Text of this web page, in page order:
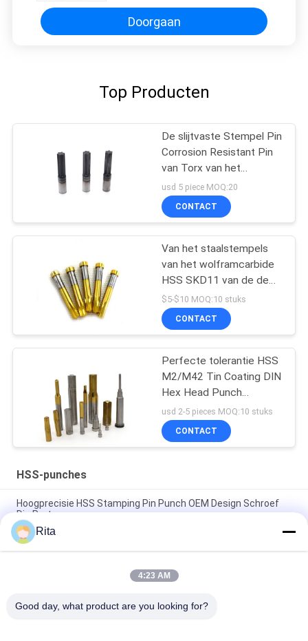
Doorgaan
Top Producten
De slijtvaste Stempel Pin
Corrosion Resistant Pin
van Torx van het
Wolframstaal
usd 5 piece MOQ:20
CONTACT
Van het staalstempels
van het wolframcarbide
HSS SKD11 van de de
stempelmatrijs
vastgestelde de
stempelspeld
$5-$10 MOQ:10 stuks
CONTACT
Perfecte tolerantie HSS
M2/M42 Tin Coating DIN
Hex Head Punch
aangepast
usd 2-5 pieces MOQ:10 stuks
CONTACT
HSS-punches
Hoogprecisie HSS Stamping Pin Punch OEM Design Schroef
Die Parts
Schimmel accessoires Ronde rechte HSS punches Pins
Precision Stamping Parts
Op maat gemaakte wolfraamcarbide HSS-punches drukpen
Rita
4:23 AM
Good day, what product are you looking for?